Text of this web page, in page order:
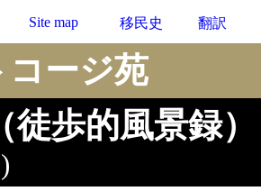
Site map 移民史 翻訳
コージ苑
徒歩的風景録）